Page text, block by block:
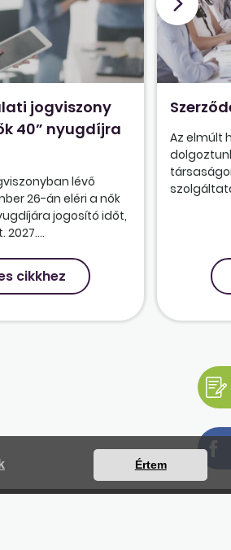
Értem
jogviszony
40” nyugdíjra
lévő
26-án eléri a nők
jogosító időt,
cikkhez
Az elmúlt